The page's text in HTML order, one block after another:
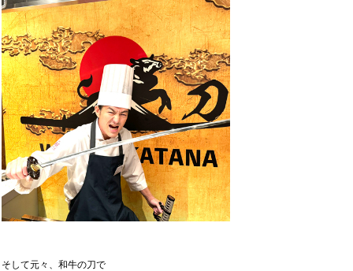
そして元々、和牛の刀で